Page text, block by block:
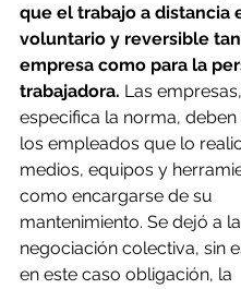
que el trabajo a distancia
voluntario y reversible
empresa como para la
trabajadora. Las empresas,
especifica la norma, deben
los empleados que lo
medios, equipos y
como encargarse de su
mantenimiento. Se dejó a la
negociación colectiva, sin
en este caso obligación, la